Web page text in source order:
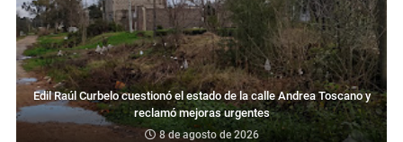
Edil Raúl Curbelo cuestionó el estado de la calle Andrea Toscano y
reclamó mejoras urgentes
8 de agosto de 2026